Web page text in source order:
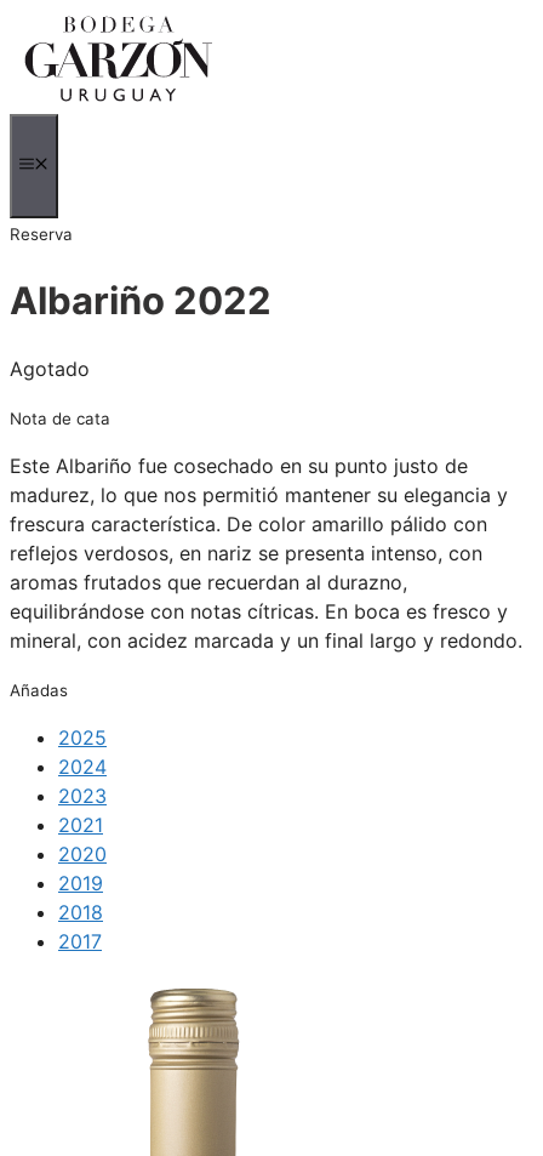
contenido
Reserva
Albariño 2022
Agotado
Nota de cata
Este Albariño fue cosechado en su punto justo de
madurez, lo que nos permitió mantener su elegancia y
frescura característica. De color amarillo pálido con
reflejos verdosos, en nariz se presenta intenso, con
aromas frutados que recuerdan al durazno,
equilibrándose con notas cítricas. En boca es fresco y
mineral, con acidez marcada y un final largo y redondo.
Añadas
2025
2024
2023
2021
2020
2019
2018
2017